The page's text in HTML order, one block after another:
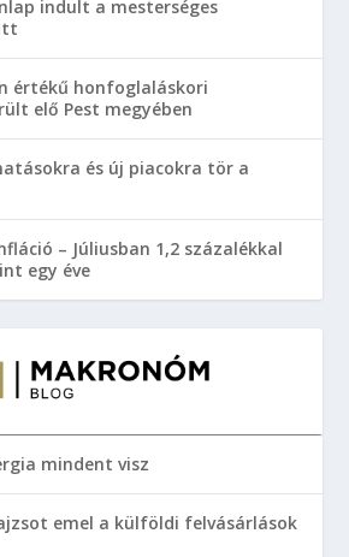
indult a mesterséges
értékű honfoglaláskori
elő Pest megyében
és új piacokra tör a
– Júliusban 1,2 százalékkal
egy éve
mindent visz
emel a külföldi felvásárlások